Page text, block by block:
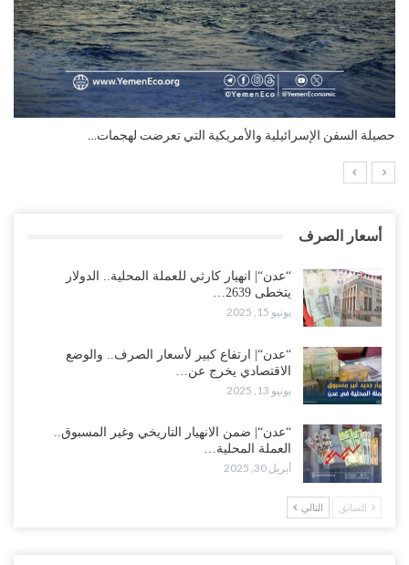
التضخم السنوي لمنطقة اليورو.. “إنفوجرافيك“..!
أسعار الصرف
“عدن“| انهيار كارثي للعملة المحلية.. الدولار
يتخطى 2639…
يونيو 15, 2025
“عدن“| ارتفاع كبير لأسعار الصرف.. والوضع
الاقتصادي يخرج عن…
يونيو 13, 2025
“عدن“| ضمن الانهيار التاريخي وغير المسبوق..
العملة المحلية…
أبريل 30, 2025
السابق التالي